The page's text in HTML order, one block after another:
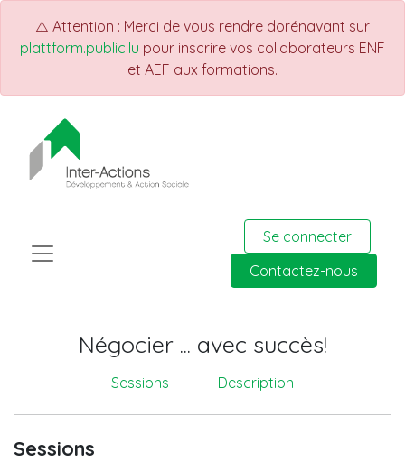
⚠️ Attention : Merci de vous rendre dorénavant sur
plattform.public.lu pour inscrire vos collaborateurs ENF
et AEF aux formations.
Se connecter
Contactez-nous
Négocier ... avec succès!
Sessions Description
Sessions